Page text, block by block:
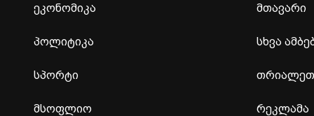
ეკონომიკა
პოლიტიკა
სპორტი
მსოფლიო
მთავარი
სხვა
რეკლამა